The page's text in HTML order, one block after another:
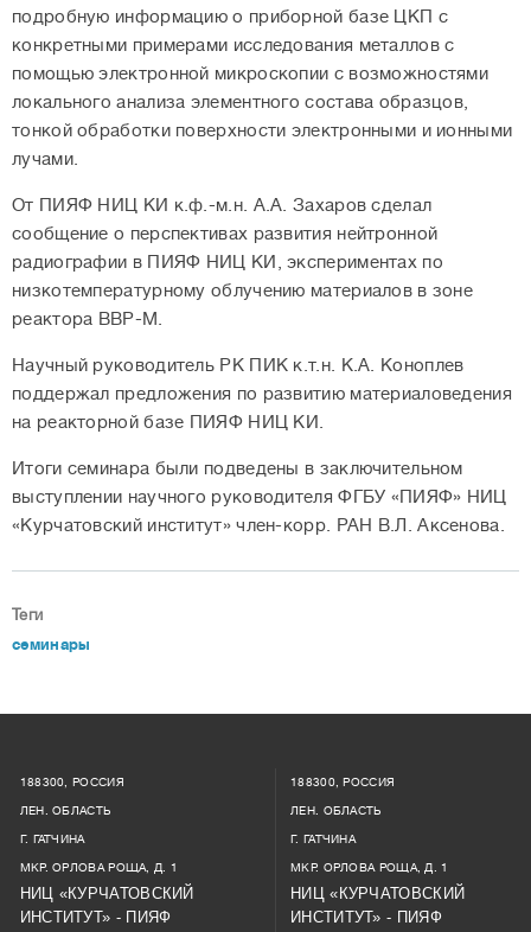
подробную информацию о приборной базе ЦКП с
конкретными примерами исследования металлов с
помощью электронной микроскопии с возможностями
локального анализа элементного состава образцов,
тонкой обработки поверхности электронными и ионными
лучами.
От ПИЯФ НИЦ КИ к.ф.-м.н. А.А. Захаров сделал
сообщение о перспективах развития нейтронной
радиографии в ПИЯФ НИЦ КИ, экспериментах по
низкотемпературному облучению материалов в зоне
реактора ВВР-М.
Научный руководитель РК ПИК к.т.н. К.А. Коноплев
поддержал предложения по развитию материаловедения
на реакторной базе ПИЯФ НИЦ КИ.
Итоги семинара были подведены в заключительном
выступлении научного руководителя ФГБУ «ПИЯФ» НИЦ
«Курчатовский институт» член-корр. РАН В.Л. Аксенова.
Теги
семинары
188300, РОССИЯ
ЛЕН. ОБЛАСТЬ
Г. ГАТЧИНА
МКР. ОРЛОВА РОЩА, Д. 1
НИЦ «КУРЧАТОВСКИЙ
ИНСТИТУТ» - ПИЯФ
188300, РОССИЯ
ЛЕН. ОБЛАСТЬ
Г. ГАТЧИНА
МКР. ОРЛОВА РОЩА, Д. 1
НИЦ «КУРЧАТОВСКИЙ
ИНСТИТУТ» - ПИЯФ